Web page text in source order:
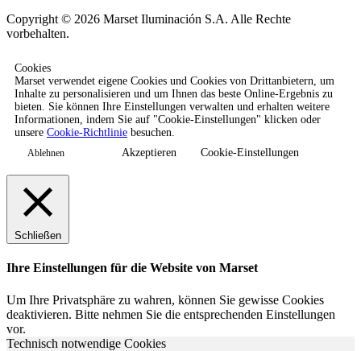
Copyright © 2026 Marset Iluminación S.A. Alle Rechte
vorbehalten.
Cookies
Marset verwendet eigene Cookies und Cookies von Drittanbietern, um
Inhalte zu personalisieren und um Ihnen das beste Online-Ergebnis zu
bieten. Sie können Ihre Einstellungen verwalten und erhalten weitere
Informationen, indem Sie auf "Cookie-Einstellungen" klicken oder
unsere Cookie-Richtlinie besuchen.
Ablehnen Akzeptieren Cookie-Einstellungen
Schließen
Ihre Einstellungen für die Website von Marset
Um Ihre Privatsphäre zu wahren, können Sie gewisse Cookies
deaktivieren. Bitte nehmen Sie die entsprechenden Einstellungen
vor.
Technisch notwendige Cookies